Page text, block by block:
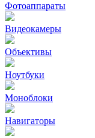
Фотоаппараты
Видеокамеры
Объективы
Ноутбуки
Моноблоки
Навигаторы